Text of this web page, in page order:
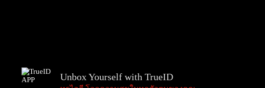
Unbox Yourself with TrueID